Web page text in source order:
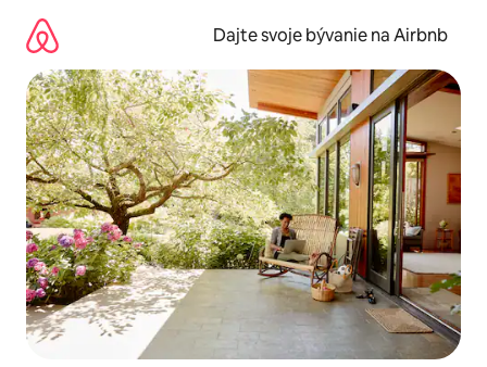
obsah.
Dajte svoje bývanie na Airbnb